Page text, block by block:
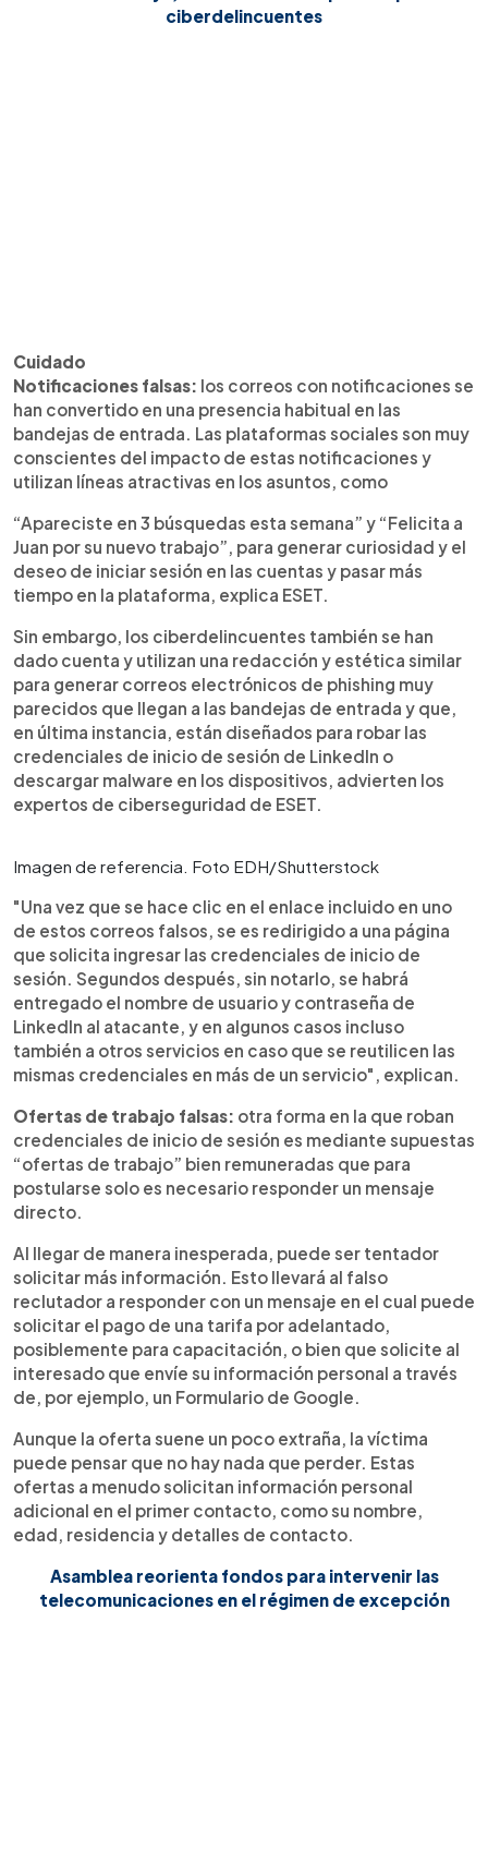
ciberdelincuentes
Cuidado
Notificaciones falsas: los correos con notificaciones se
han convertido en una presencia habitual en las
bandejas de entrada. Las plataformas sociales son muy
conscientes del impacto de estas notificaciones y
utilizan líneas atractivas en los asuntos, como
“Apareciste en 3 búsquedas esta semana” y “Felicita a
Juan por su nuevo trabajo”, para generar curiosidad y el
deseo de iniciar sesión en las cuentas y pasar más
tiempo en la plataforma, explica ESET.
Sin embargo, los ciberdelincuentes también se han
dado cuenta y utilizan una redacción y estética similar
para generar correos electrónicos de phishing muy
parecidos que llegan a las bandejas de entrada y que,
en última instancia, están diseñados para robar las
credenciales de inicio de sesión de LinkedIn o
descargar malware en los dispositivos, advierten los
expertos de ciberseguridad de ESET.
Imagen de referencia. Foto EDH/Shutterstock
"Una vez que se hace clic en el enlace incluido en uno
de estos correos falsos, se es redirigido a una página
que solicita ingresar las credenciales de inicio de
sesión. Segundos después, sin notarlo, se habrá
entregado el nombre de usuario y contraseña de
LinkedIn al atacante, y en algunos casos incluso
también a otros servicios en caso que se reutilicen las
mismas credenciales en más de un servicio", explican.
Ofertas de trabajo falsas: otra forma en la que roban
credenciales de inicio de sesión es mediante supuestas
“ofertas de trabajo” bien remuneradas que para
postularse solo es necesario responder un mensaje
directo.
Al llegar de manera inesperada, puede ser tentador
solicitar más información. Esto llevará al falso
reclutador a responder con un mensaje en el cual puede
solicitar el pago de una tarifa por adelantado,
posiblemente para capacitación, o bien que solicite al
interesado que envíe su información personal a través
de, por ejemplo, un Formulario de Google.
Aunque la oferta suene un poco extraña, la víctima
puede pensar que no hay nada que perder. Estas
ofertas a menudo solicitan información personal
adicional en el primer contacto, como su nombre,
edad, residencia y detalles de contacto.
Asamblea reorienta fondos para intervenir las
telecomunicaciones en el régimen de excepción